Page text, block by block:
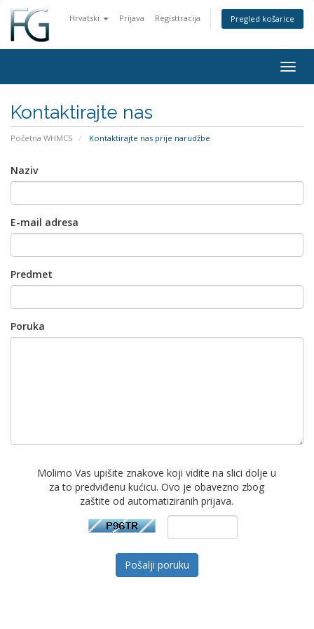
Hrvatski Prijava Registtracija Pregled košarice
Kontaktirajte nas
Početna WHMCS Kontaktirajte nas prije narudžbe
Naziv
E-mail adresa
Predmet
Poruka
Molimo Vas upišite znakove koji vidite na slici dolje u
za to predviđenu kućicu. Ovo je obavezno zbog
zaštite od automatiziranih prijava.
Pošalji poruku